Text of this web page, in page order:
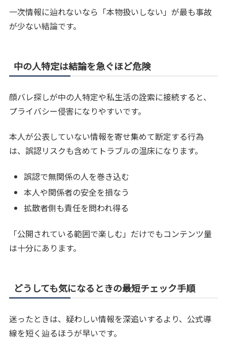
一次情報に辿れないなら「本物扱いしない」が最も事故
が少ない結論です。
中の人特定は結論を急ぐほど危険
顔バレ探しが中の人特定や私生活の詮索に接続すると、
プライバシー侵害になりやすいです。
本人が公表していない情報を寄せ集めて断定する行為
は、誤認リスクも含めてトラブルの温床になります。
誤認で無関係の人を巻き込む
本人や関係者の安全を損なう
拡散者側も責任を問われ得る
「公開されている範囲で楽しむ」だけでもコンテンツ量
は十分にあります。
どうしても気になるときの最短チェック手順
迷ったときは、疑わしい情報を深追いするより、公式導
線を短く辿るほうが早いです。